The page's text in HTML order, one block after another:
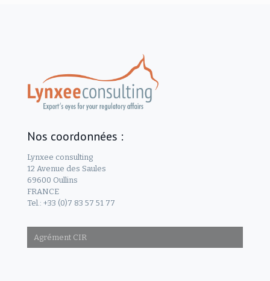
Nos coordonnées :
Lynxee consulting
12 Avenue des Saules
69600 Oullins
FRANCE
Tel.: +33 (0)7 83 57 51 77
Agrément CIR